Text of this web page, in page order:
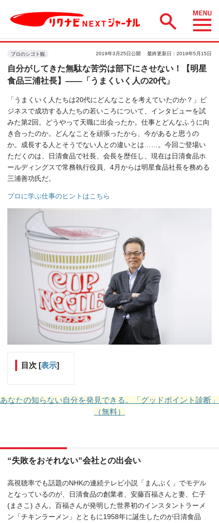
プロのシゴト観 2019年3月25日公開 最終更新日：2019年5月15日
自分がしてきた無駄な苦労は部下にさせない！【明星
食品三浦社長】――「うまくいく人の20代」
「うまくいく人たちは20代にどんなことを考えていたのか？」ビ
ジネスで成功する人たちの若いころについて、インタビューを試
みた第2回。どうやって天職に出会ったか。仕事とどんなふうに向
き合ったのか。どんなことを頑張ったから、今があると思うの
か。成長する人とそうでない人との違いとは……。今回ご登場い
ただくのは、日清食品で社長、会長を歴任し、現在は日清食品ホ
ールディングスで常務執行役員、4月からは明星食品社長を務める
三浦善功氏だ。
プロに学ぶ仕事のヒントはこちら
目次 [表示]
あなたの知らない自分を発見できる。「グッドポイント診断」
（無料）
“失敗をおそれない”会社との出会い
高視聴率でも話題のNHKの連続テレビ小説「まんぷく」でモデル
となっているのが、日清食品の創業者、安藤百福さんと妻、仁子
(まさこ) さん。百福さんが発明した世界初のインスタントラーメ
ン「チキンラーメン」とともに1958年に誕生したのが日清食品